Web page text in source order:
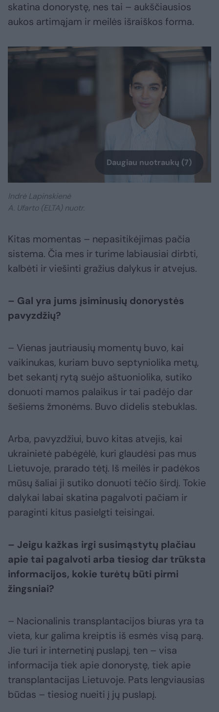
skatina donorystę, nes tai – aukščiausios
aukos artimąjam ir meilės išraiškos forma.
Daugiau nuotraukų (7)
Indrė Lapinskienė
A. Ufarto (ELTA) nuotr.
Kitas momentas – nepasitikėjimas pačia
sistema. Čia mes ir turime labiausiai dirbti,
kalbėti ir viešinti gražius dalykus ir atvejus.
– Gal yra jums įsiminusių donorystės
pavyzdžių?
– Vienas jautriausių momentų buvo, kai
vaikinukas, kuriam buvo septyniolika metų,
bet sekantį rytą suėjo aštuoniolika, sutiko
donuoti mamos palaikus ir tai padėjo dar
šešiems žmonėms. Buvo didelis stebuklas.
Arba, pavyzdžiui, buvo kitas atvejis, kai
ukrainietė pabėgėlė, kuri glaudėsi pas mus
Lietuvoje, prarado tėtį. Iš meilės ir padėkos
mūsų šaliai ji sutiko donuoti tėčio širdį. Tokie
dalykai labai skatina pagalvoti pačiam ir
paraginti kitus pasielgti teisingai.
– Jeigu kažkas irgi susimąstytų plačiau
apie tai pagalvoti arba tiesiog dar trūksta
informacijos, kokie turėtų būti pirmi
žingsniai?
– Nacionalinis transplantacijos biuras yra ta
vieta, kur galima kreiptis iš esmės visą parą.
Jie turi ir internetinį puslapį, ten – visa
informacija tiek apie donorystę, tiek apie
transplantacijas Lietuvoje. Pats lengviausias
būdas – tiesiog nueiti į jų puslapį.